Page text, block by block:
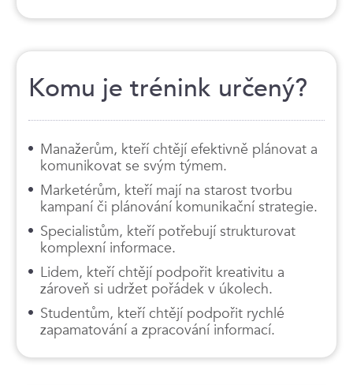
Komu je trénink určený?
Manažerům, kteří chtějí efektivně plánovat a
komunikovat se svým týmem.
Marketérům, kteří mají na starost tvorbu
kampaní či plánování komunikační strategie.
Specialistům, kteří potřebují strukturovat
komplexní informace.
Lidem, kteří chtějí podpořit kreativitu a
zároveň si udržet pořádek v úkolech.
Studentům, kteří chtějí podpořit rychlé
zapamatování a zpracování informací.